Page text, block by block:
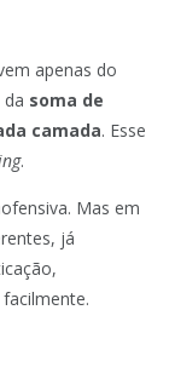
apenas do
soma de
camada. Esse
.
Mas em
já